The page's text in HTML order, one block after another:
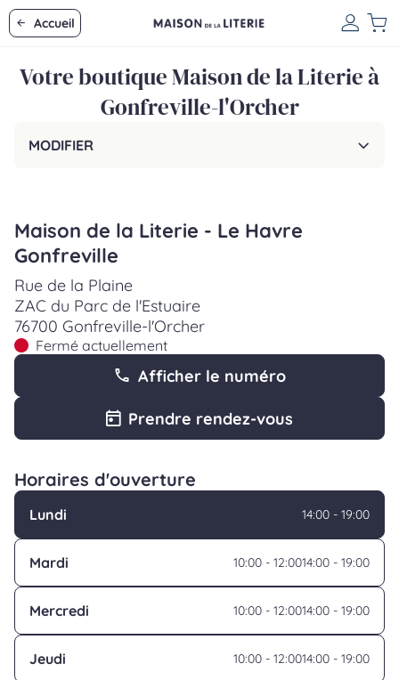
Accueil
Votre boutique Maison de la Literie à
Gonfreville-l'Orcher
MODIFIER
Maison de la Literie - Le Havre
Gonfreville
Rue de la Plaine
ZAC du Parc de l'Estuaire
76700 Gonfreville-l'Orcher
Fermé actuellement
Afficher le numéro
Prendre rendez-vous
Horaires d'ouverture
Lundi 14:00 - 19:00
Mardi 10:00 - 12:0014:00 - 19:00
Mercredi 10:00 - 12:0014:00 - 19:00
Jeudi 10:00 - 12:0014:00 - 19:00